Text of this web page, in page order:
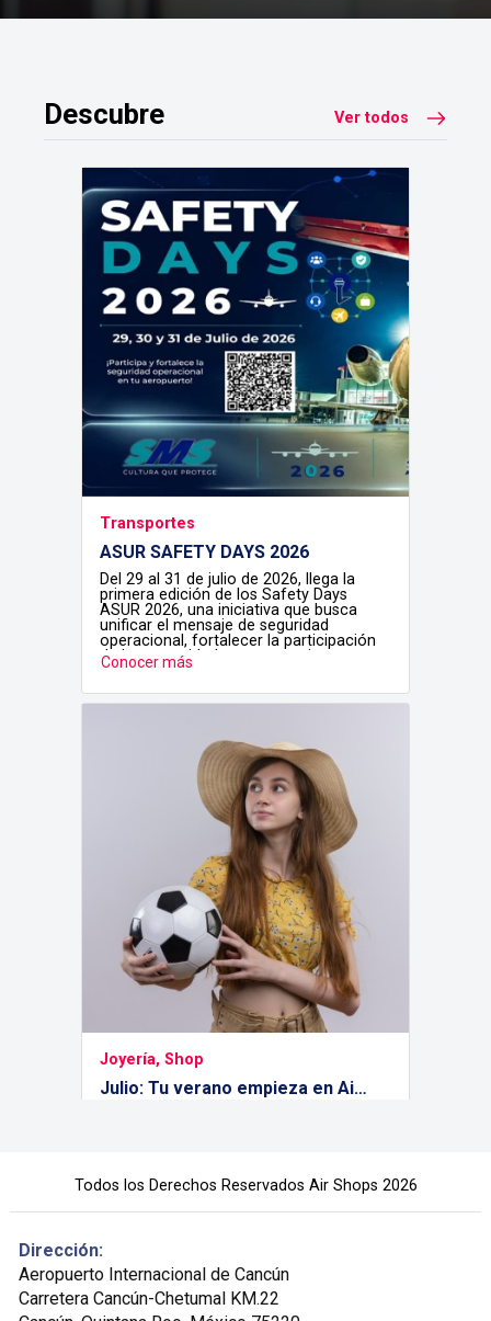
Descubre Ver todos
Transportes
ASUR SAFETY DAYS 2026
Del 29 al 31 de julio de 2026, llega la
primera edición de los Safety Days
ASUR 2026, una iniciativa que busca
unificar el mensaje de seguridad
operacional, fortalecer la participación
de la comunidad aeroportuaria y
consolidar la cultura de seguridad de en
Conocer más
Joyería, Shop
Julio: Tu verano empieza en Airshops
escolares, escapadas románticas,
reencuentros muy esperados y el inicio
de nuevas aventuras bajo el sol.
Todos los Derechos Reservados Air Shops 2026
Dirección:
Aeropuerto Internacional de Cancún
Carretera Cancún-Chetumal KM.22